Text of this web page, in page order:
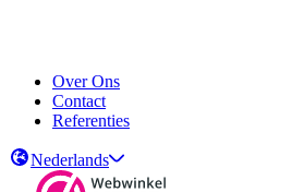
Over Ons
Contact
Referenties
Nederlands